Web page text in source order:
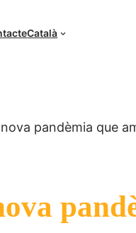
Català
pandèmia que